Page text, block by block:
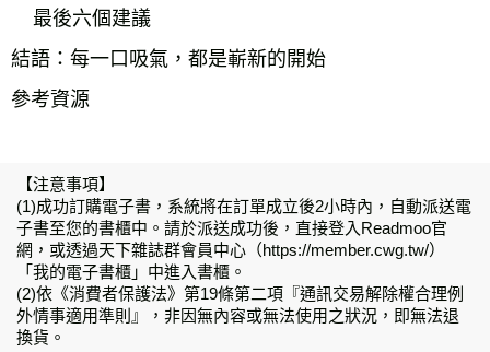
最後六個建議
結語：每一口吸氣，都是嶄新的開始
參考資源
【注意事項】
(1)成功訂購電子書，系統將在訂單成立後2小時內，自動派送電
子書至您的書櫃中。請於派送成功後，直接登入Readmoo官
網，或透過天下雜誌群會員中心（https://member.cwg.tw/）
「我的電子書櫃」中進入書櫃。
(2)依《消費者保護法》第19條第二項『通訊交易解除權合理例
外情事適用準則』，非因無內容或無法使用之狀況，即無法退
換貨。